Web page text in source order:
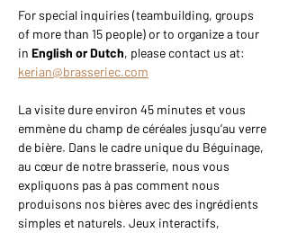
For special inquiries (teambuilding, groups
of more than 15 people) or to organize a tour
in English or Dutch, please contact us at:
kerian@brasseriec.com
La visite dure environ 45 minutes et vous
emmène du champ de céréales jusqu’au verre
de bière. Dans le cadre unique du Béguinage,
au cœur de notre brasserie, nous vous
expliquons pas à pas comment nous
produisons nos bières avec des ingrédients
simples et naturels. Jeux interactifs,